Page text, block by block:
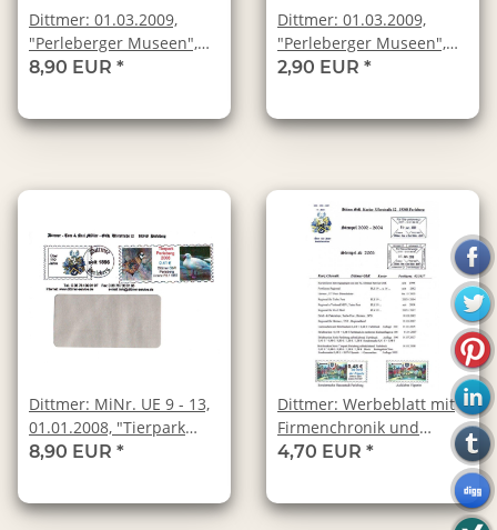
Dittmer: 01.03.2009,
"Perleberger Museen",
Satz, postfrisch
8,90 EUR *
Dittmer: 01.03.2009,
"Perleberger Museen",
Wert zu 1,80 EUR,
2,90 EUR *
Dittmer: MiNr. UE 9 - 13,
01.01.2008, "Tierpark
Perleberg", Ganzsachen
8,90 EUR *
Dittmer: Werbeblatt mit
Firmenchronik und
mehreren
Briefmarkenabbildungen
4,70 EUR *